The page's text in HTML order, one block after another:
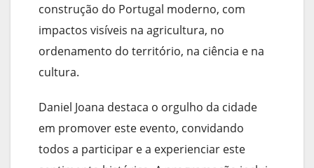
construção do Portugal moderno, com
impactos visíveis na agricultura, no
ordenamento do território, na ciência e na
cultura.
Daniel Joana destaca o orgulho da cidade
em promover este evento, convidando
todos a participar e a experienciar este